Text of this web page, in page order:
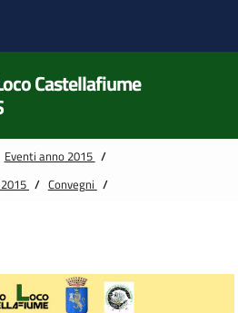
Castellafiume
Eventi anno 2015 /
/ Convegni /